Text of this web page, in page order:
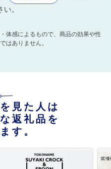
い。
体感によるもので、商品の効果や性
はありません。
見た人は
返礼品を
す。